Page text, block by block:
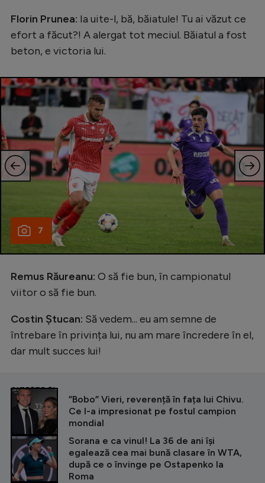
Florin Prunea: Ia uite-l, bă, băiatule! Tu ai văzut ce
efort a făcut?! A alergat tot meciul. Băiatul a fost
beton, e victoria lui.
7
Remus Răureanu: O să fie bun, în campionatul
viitor o să fie bun.
Costin Ștucan: Să vedem... eu am semne de
întrebare în privința lui, nu am mare încredere în el,
dar mult succes lui!
CITEȘTE ȘI
”Bobo” Vieri, reverență în fața lui Chivu.
Ce l-a impresionat pe fostul campion
mondial
Sorana e ca vinul! La 36 de ani își
egalează cea mai bună clasare în WTA,
după ce o învinge pe Ostapenko la
Roma